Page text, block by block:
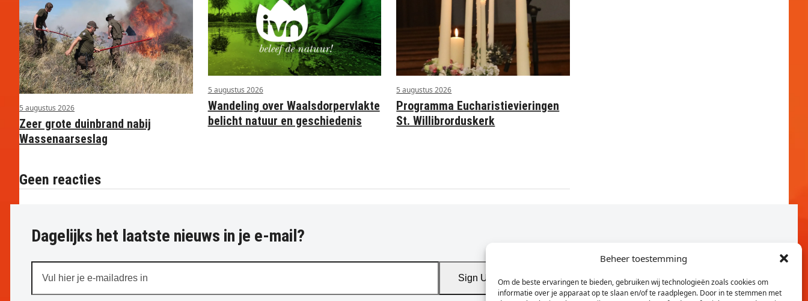
Beheer toestemming
Om de beste ervaringen te bieden, gebruiken wij technologieën zoals cookies om
informatie over je apparaat op te slaan en/of te raadplegen. Door in te stemmen met
5 augustus 2026
Zeer grote duinbrand nabij
Wassenaarseslag
5 augustus 2026
Wandeling over Waalsdorpervlakte
belicht natuur en geschiedenis
5 augustus 2026
Programma Eucharistievieringen
St. Willibrorduskerk
Geen reacties
Dagelijks het laatste nieuws in je e-mail?
hier
je
Sign Up